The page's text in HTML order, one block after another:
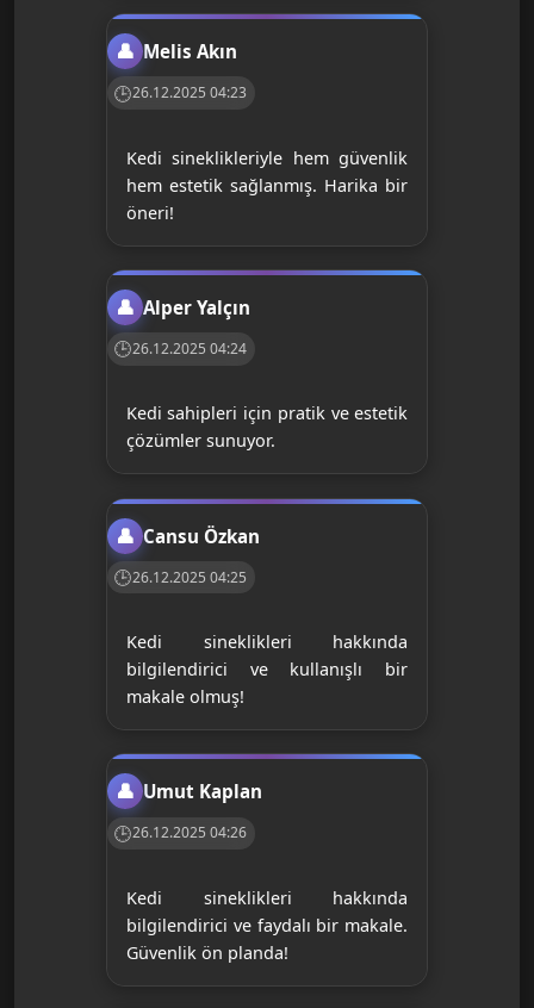
Melis Akın
26.12.2025 04:23
Kedi sineklikleriyle hem güvenlik
hem estetik sağlanmış. Harika bir
öneri!
Alper Yalçın
26.12.2025 04:24
Kedi sahipleri için pratik ve estetik
çözümler sunuyor.
Cansu Özkan
26.12.2025 04:25
Kedi sineklikleri hakkında
bilgilendirici ve kullanışlı bir
makale olmuş!
Umut Kaplan
26.12.2025 04:26
Kedi sineklikleri hakkında
bilgilendirici ve faydalı bir makale.
Güvenlik ön planda!